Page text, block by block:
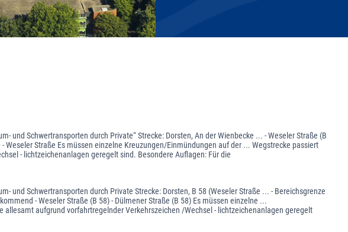
und Schwertransporten durch Private“ Strecke: Dorsten, An der Wienbecke ... - Weseler Straße (B
Weseler Straße Es müssen einzelne Kreuzungen/Einmündungen auf der ... Wegstrecke passiert
- lichtzeichenanlagen geregelt sind. Besondere Auflagen: Für die
und Schwertransporten durch Private Strecke: Dorsten, B 58 (Weseler Straße ... - Bereichsgrenze
- Weseler Straße (B 58) - Dülmener Straße (B 58) Es müssen einzelne ...
aufgrund vorfahrtregelnder Verkehrszeichen /Wechsel - lichtzeichenanlagen geregelt